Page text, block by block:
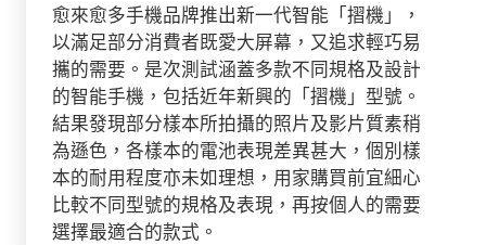
愈來愈多手機品牌推出新一代智能「摺機」，
以滿足部分消費者既愛大屏幕，又追求輕巧易
攜的需要。是次測試涵蓋多款不同規格及設計
的智能手機，包括近年新興的「摺機」型號。
結果發現部分樣本所拍攝的照片及影片質素稍
為遜色，各樣本的電池表現差異甚大，個別樣
本的耐用程度亦未如理想，用家購買前宜細心
比較不同型號的規格及表現，再按個人的需要
選擇最適合的款式。